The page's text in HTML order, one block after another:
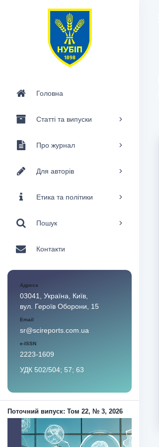
Головна
Статті та випуски
Про журнал
Для авторів
Етика та політики
Пошук
Контакти
Адреса
03041, Україна, Київ,
вул. Героїв Оборони, 15
Email
sr@scireports.com.ua
e-ISSN
2223-1609
УДК 502/504; 57; 63
Поточний випуск: Том 22, № 3, 2026